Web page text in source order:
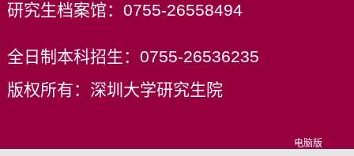
研究生档案馆：0755-26558494
全日制本科招生：0755-26536235
版权所有：深圳大学研究生院
电脑版